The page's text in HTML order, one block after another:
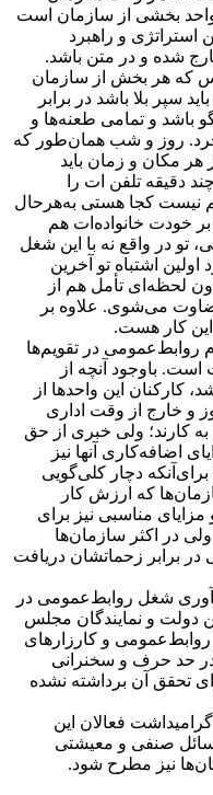
بخشی از سازمان است
استراتژی و راهبرد
شده و در متن باشد.
که هر بخش از سازمان
سپر بلا باشد در برابر
باشد و تمامی طعنه‌ها و
روز و شب همان‌طور که
هر مکان و زمان باید
دقیقه تلفن ات را
نیست کجا هستی به‌هرحال
بر خودت خانواده‌ات هم
تو در واقع نه با این شغل
اشتباه تو آخرین
لحظه‌ای تأمل هم از
می‌شوی. علاوه بر
این کار هست.
روابط‌عمومی در تقویم‌ها
باوجود آنچه از
کارکنان این واحدها از
و خارج از وقت اداری
کارند؛ ولی خبری از حق
اضافه‌کاری آنها نیز
برای‌آنکه دچار کلی‌گویی
که ارزش کار
مناسبی نیز برای
در اکثر سازمان‌ها
برابر زحماتشان دریافت
شغل روابط‌عمومی در
دولت و نمایندگان مجلس
و کارزارهای
در حد حرف و سخنرانی
تحقق آن برداشته نشده
فعالان این
صنفی و معیشتی
نیز مطرح شود.